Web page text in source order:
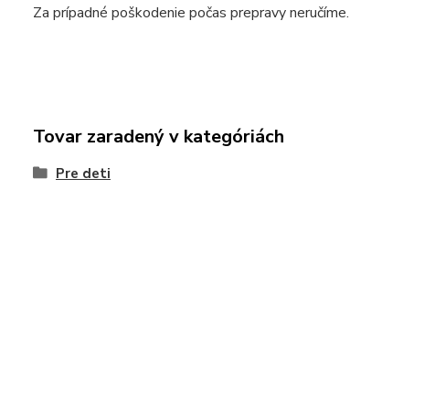
Za prípadné poškodenie počas prepravy neručíme.
Tovar zaradený v kategóriách
Pre deti